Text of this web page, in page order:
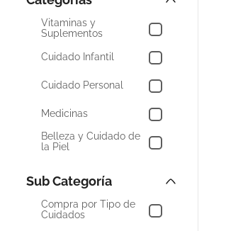
Vitaminas y
Suplementos
Cuidado Infantil
Cuidado Personal
Medicinas
Belleza y Cuidado de
la Piel
Nutrición y Fitness
Compra por Tipo de
Cuidados